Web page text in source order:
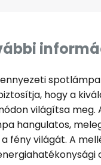
hogy a
világítsa meg.
hangulatos,
fény világát. A